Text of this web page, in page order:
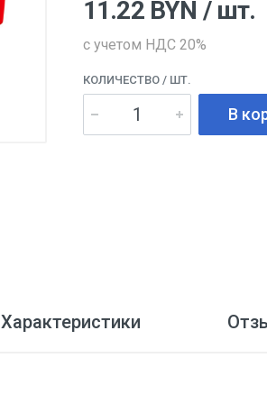
11.22 BYN / шт.
с учетом НДС 20%
КОЛИЧЕСТВО / ШТ.
В
Характеристики